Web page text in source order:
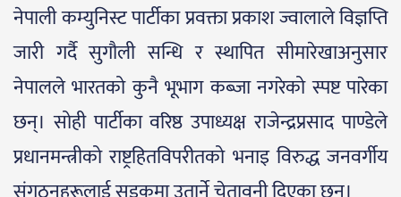
नेपाली कम्युनिस्ट पार्टीका प्रवक्ता प्रकाश ज्वालाले विज्ञप्ति
जारी गर्दै सुगौली सन्धि र स्थापित सीमारेखाअनुसार
नेपालले भारतको कुनै भूभाग कब्जा नगरेको स्पष्ट पारेका
छन्। सोही पार्टीका वरिष्ठ उपाध्यक्ष राजेन्द्रप्रसाद पाण्डेले
प्रधानमन्त्रीको राष्ट्रहितविपरीतको भनाइ विरुद्ध जनवर्गीय